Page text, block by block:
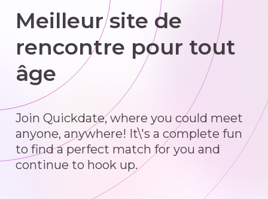
Meilleur site de
rencontre pour tout
âge
Join Quickdate, where you could meet
anyone, anywhere! It\'s a complete fun
to find a perfect match for you and
continue to hook up.